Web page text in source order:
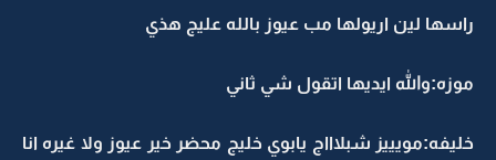
راسها لين اريولها مب عيوز بالله عليج هذي
موزه:والله ايديها اتقول شي ثاني
خليفه:مويييز شبلاااج يابوي خليج محضر خير عيوز ولا غيره انا